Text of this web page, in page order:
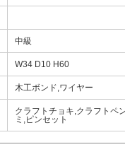
中級
W34 D10 H60
木工ボンド,ワイヤー
クラフトチョキ,クラフトペ
ミ,ピンセット